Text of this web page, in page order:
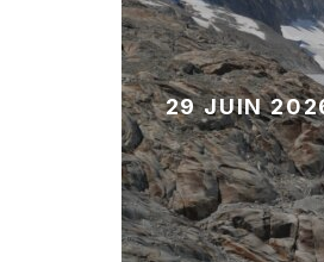
29 JUIN